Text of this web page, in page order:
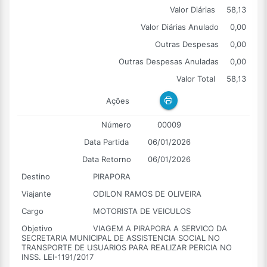
Valor Diárias
58,13
Valor Diárias Anulado
0,00
Outras Despesas
0,00
Outras Despesas Anuladas
0,00
Valor Total
58,13
Ações
Número
00009
Data Partida
06/01/2026
Data Retorno
06/01/2026
Destino
PIRAPORA
Viajante
ODILON RAMOS DE OLIVEIRA
Cargo
MOTORISTA DE VEICULOS
Objetivo
VIAGEM A PIRAPORA A SERVICO DA
SECRETARIA MUNICIPAL DE ASSISTENCIA SOCIAL NO
TRANSPORTE DE USUARIOS PARA REALIZAR PERICIA NO
INSS. LEI-1191/2017